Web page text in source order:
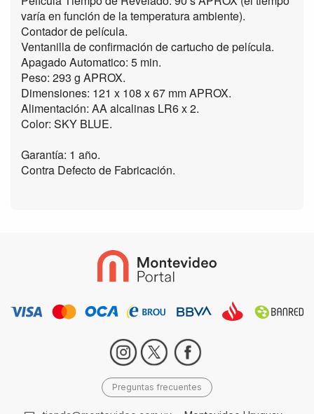
varía en función de la temperatura ambiente).
Contador de película.
Ventanilla de confirmación de cartucho de película.
Apagado Automatico: 5 min.
Peso: 293 g APROX.
Dimensiones: 121 x 108 x 67 mm APROX.
Alimentación: AA alcalinas LR6 x 2.
Color: SKY BLUE.
Garantía: 1 año.
Contra Defecto de Fabricación.
Preguntas frecuentes